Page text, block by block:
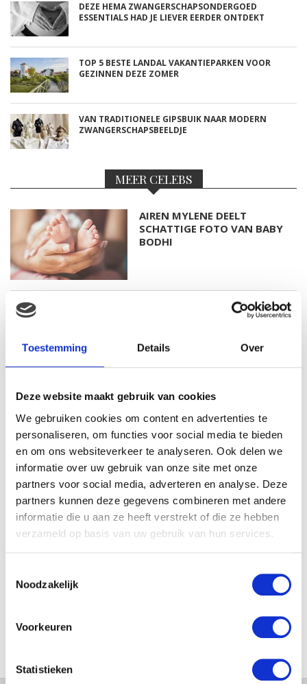
Toestemming Details Over
Deze website maakt gebruik van cookies
We gebruiken cookies om content en advertenties te
personaliseren, om functies voor social media te bieden
en om ons websiteverkeer te analyseren. Ook delen we
informatie over uw gebruik van onze site met onze
partners voor social media, adverteren en analyse. Deze
partners kunnen deze gegevens combineren met andere
informatie die u aan ze heeft verstrekt of die ze hebben
verzameld op basis van uw gebruik van hun services.
Noodzakelijk
Voorkeuren
Statistieken
DEZE HEMA ZWANGERSCHAPSONDERGOED
ESSENTIALS HAD JE LIEVER EERDER ONTDEKT
TOP 5 BESTE LANDAL VAKANTIEPARKEN VOOR
GEZINNEN DEZE ZOMER
VAN TRADITIONELE GIPSBUIK NAAR MODERN
ZWANGERSCHAPSBEELDJE
MEER CELEBS
AIREN MYLENE DEELT
SCHATTIGE FOTO VAN BABY
BODHI
FOTO: SAAR KONINGSBERGER
MET DOCHTERTJE SCOTTIE
KIM KÖTTER DEELT PRACHTIGE
GEZINSFOTO MET HAAR
MANNEN
JOSJE HUISMAN SHOWT
BABYBUIK OP IBIZA
PRACHTIGE FOTO MET BABY